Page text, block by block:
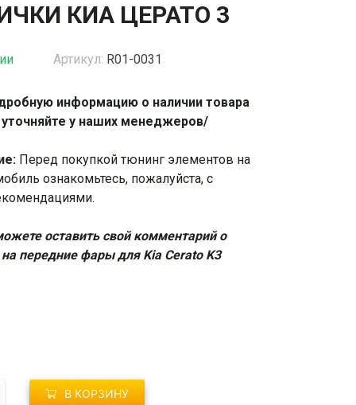
бампера
КИА ЦЕРАТО 3
Артикул: R01-0031
информацию о наличии товара
уточняйте у наших менеджеров/
Перед покупкой тюнинг элементов на
ознакомьтесь, пожалуйста, с
.
оставить свой комментарий о
на передние фары для Kia Cerato K3
В КОРЗИНУ